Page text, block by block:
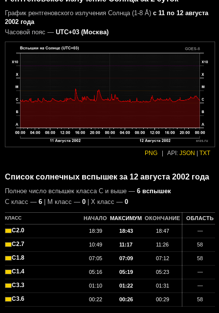
График рентгеновского излучения Солнца (1-8 Å) с 11 по 12 августа
2002 года
Часовой пояс — UTC+03 (Москва)
PNG API: JSON TXT
Список солнечных вспышек за 12 августа 2002 года
Полное число вспышек класса C и выше — 6 вспышек
С класс — 6 | М класс — 0 | X класс — 0
КЛАСС НАЧАЛО МАКСИМУМ ОКОНЧАНИЕ ОБЛАСТЬ
C2.0 18:39 18:43 18:47 —
C2.7 10:49 11:17 11:26 58
C1.8 07:05 07:09 07:12 58
C1.4 05:16 05:19 05:23 —
C3.3 01:10 01:22 01:31 —
C3.6 00:22 00:26 00:29 58